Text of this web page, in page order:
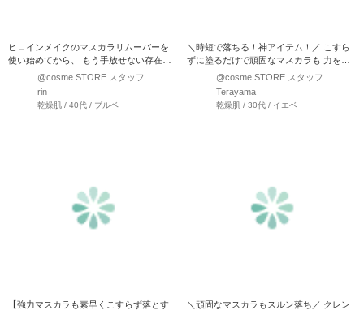
ヒロインメイクのマスカラリムーバーを
使い始めてから、 もう手放せない存在で
す、、♪ コームにたっ…
@cosme STORE スタッフ
rin
乾燥肌 / 40代 / ブルベ
＼時短で落ちる！神アイテム！／ こすら
ずに塗るだけで頑固なマスカラも 力をか
けずにするんと…
@cosme STORE スタッフ
Terayama
乾燥肌 / 30代 / イエベ
【強力マスカラも素早くこすらず落とす
＼頑固なマスカラもスルン落ち／ クレン